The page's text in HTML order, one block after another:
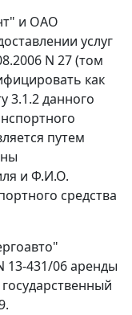
и ОАО
услуг
N 27 (том
как
3.1.2 данного
путем
и Ф.И.О.
средства
13-431/06 аренды